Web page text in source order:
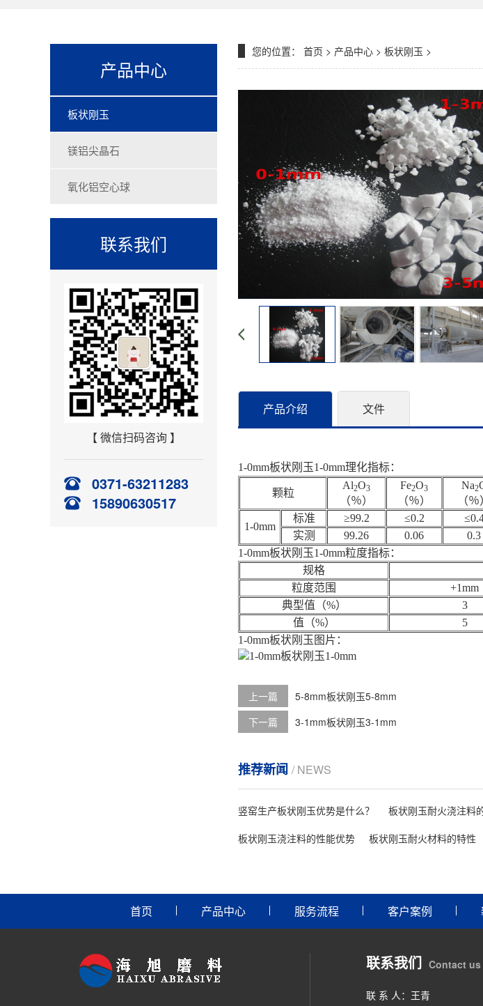
产品中心
板状刚玉
镁铝尖晶石
氧化铝空心球
联系我们
【 微信扫码咨询 】
0371-63211283
15890630517
您的位置： 首页 > 产品中心 > 板状刚玉 >
产品介绍 文件
1-0mm板状刚玉1-0mm理化指标：
颗粒
Al2O3
（％）
Fe2O3
（％）
Na2
（％
1-0mm
标准 ≥99.2 ≤0.2
实测
99.26 0.06 0.3
1-0mm板状刚玉1-0mm粒度指标：
规格
粒度范围
+1mm
典型值（%） 3
值（%） 5
1-0mm板状刚玉图片：
上一篇
5-8mm板状刚玉5-8mm
下一篇
3-1mm板状刚玉3-1mm
推荐新闻 / NEWS
竖窑生产板状刚玉优势是什么？ 板状刚玉耐火浇注料
板状刚玉浇注料的性能优势
板状刚玉耐火材料的特性
首页 产品中心 服务流程 客户案例
联系我们 Contact us
联 系 人：王青